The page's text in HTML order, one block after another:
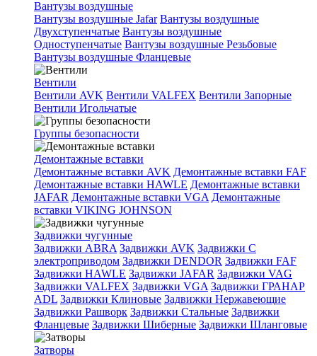
Вантузы воздушные
Вантузы воздушные Jafar Вантузы воздушные
Двухступенчатые Вантузы воздушные
Одноступенчатые Вантузы воздушные Резьбовые
Вантузы воздушные Фланцевые
Вентили
Вентили AVK Вентили VALFEX Вентили Запорные
Вентили Игольчатые
Группы безопасности
Демонтажные вставки
Демонтажные вставки AVK Демонтажные вставки FAF
Демонтажные вставки HAWLE Демонтажные вставки
JAFAR Демонтажные вставки VGA Демонтажные
вставки VIKING JOHNSON
Задвижки чугунные
Задвижки ABRA Задвижки AVK Задвижки C
электроприводом Задвижки DENDOR Задвижки FAF
Задвижки HAWLE Задвижки JAFAR Задвижки VAG
Задвижки VALFEX Задвижки VGA Задвижки ГРАНАР
ADL Задвижки Клиновые Задвижки Нержавеющие
Задвижки Рашворк Задвижки Стальные Задвижки
Фланцевые Задвижки Шиберные Задвижки Шланговые
Затворы